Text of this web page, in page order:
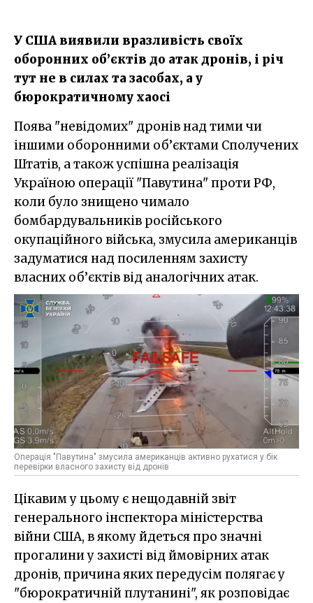
У США виявили вразливість своїх
оборонних об’єктів до атак дронів, і річ
тут не в силах та засобах, а у
бюрократичному хаосі
Поява "невідомих" дронів над тими чи
іншими оборонними об’єктами Сполучених
Штатів, а також успішна реалізація
Україною операції "Павутина" проти РФ,
коли було знищено чимало
бомбардувальників російського
окупаційного війська, змусила американців
задуматися над посиленням захисту
власних об’єктів від аналогічних атак.
Операція "Павутина" змусила американців активно рухатися у бік
перевірки власного захисту від дронів
Цікавим у цьому є нещодавній звіт
генерального інспектора міністерства
війни США, в якому йдеться про значні
прогалини у захисті від ймовірних атак
дронів, причина яких передусім полягає у
"бюрократичній плутанині", як розповідає